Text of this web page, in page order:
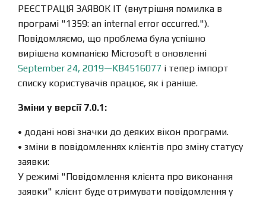
РЕЄСТРАЦІЯ ЗАЯВОК IT (внутрішня помилка в
програмі "1359: an internal error occurred.").
Повідомляємо, що проблема була успішно
вирішена компанією Microsoft в оновленні
September 24, 2019—KB4516077 і тепер імпорт
списку користувачів працює, як і раніше.
Зміни у версії 7.0.1:
• додані нові значки до деяких вікон програми.
• зміни в повідомленнях клієнтів про зміну статусу
заявки:
У режимі "Повідомлення клієнта про виконання
заявки" клієнт буде отримувати повідомлення у